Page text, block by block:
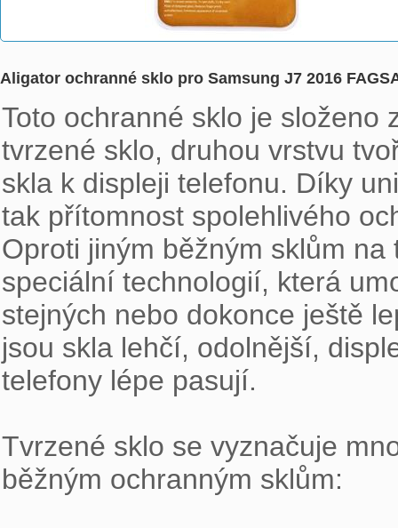
Aligator ochranné sklo pro Samsung J7 2016
Toto ochranné sklo je složeno
tvrzené sklo, druhou vrstvu
skla k displeji telefonu. Díky
tak přítomnost spolehlivého
Oproti jiným běžným sklům
speciální technologií, která
stejných nebo dokonce ještě
jsou skla lehčí, odolnější,
telefony lépe pasují.
Tvrzené sklo se vyznačuje
běžným ochranným sklům: